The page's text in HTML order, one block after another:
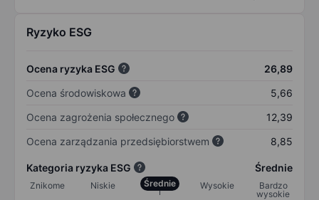
Ryzyko ESG
Ocena ryzyka ESG
26,89
Ocena środowiskowa
5,66
Ocena zagrożenia społecznego
12,39
Ocena zarządzania przedsiębiorstwem
8,85
Kategoria ryzyka ESG Średnie
Znikome Niskie Średnie Wysokie
Bardzo
wysokie